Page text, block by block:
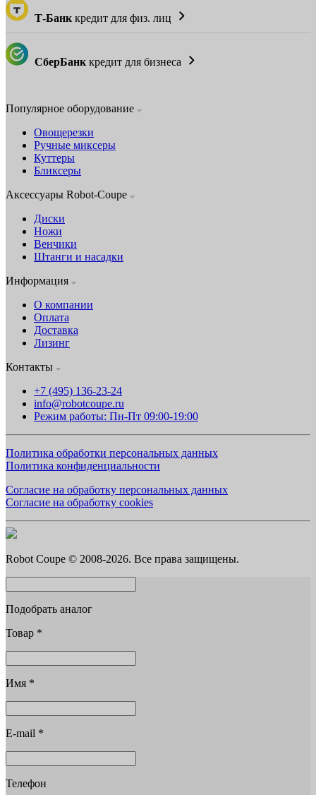
Т-Банк кредит для физ. лиц
СберБанк кредит для бизнеса
Популярное оборудование
Овощерезки
Ручные миксеры
Куттеры
Бликсеры
Аксессуары Robot-Coupe
Диски
Ножи
Венчики
Штанги и насадки
Информация
О компании
Оплата
Доставка
Лизинг
Контакты
+7 (495) 136-23-24
info@robotcoupe.ru
Режим работы: Пн-Пт 09:00-19:00
Политика обработки персональных данных
Политика конфиденциальности
Согласие на обработку персональных данных
Согласие на обработку cookies
Robot Coupe © 2008-2026. Все права защищены.
Подобрать аналог
Товар *
Имя *
E-mail *
Телефон